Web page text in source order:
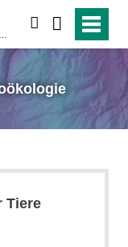
Tiere